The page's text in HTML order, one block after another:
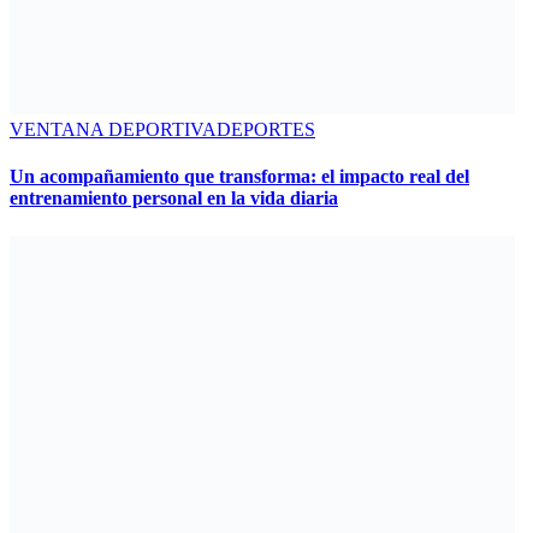
VENTANA DEPORTIVADEPORTES
Un acompañamiento que transforma: el impacto real del
entrenamiento personal en la vida diaria